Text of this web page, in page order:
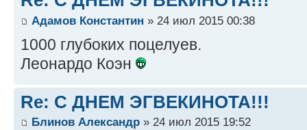
Адамов Константин » 24 июл 2015 00:38
1000 глубоких поцелуев.
Леонардо Коэн
Re: С ДНЕМ ЭГВЕКИНОТА!!!
Блинов Александр » 24 июл 2015 19:52